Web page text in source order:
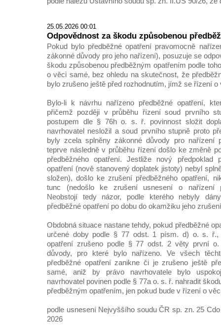
25.05.2026 00:01
Odpovědnost za škodu způsobenou
Pokud bylo předběžné opatření pravomocně
zákonné důvody pro jeho nařízení), posuzuje se
škodu způsobenou předběžným opatřením podle
o věci samé, bez ohledu na skutečnost, že
bylo zrušeno ještě před rozhodnutím, jímž se řízení
Bylo-li k návrhu nařízeno předběžné opatření,
přičemž později v průběhu řízení soud prvního
postupem dle § 76h o. s. ř. povinnost složit
navrhovatel nesložil a soud prvního stupně proto
byly zcela splněny zákonné důvody pro nařízení
teprve následně v průběhu řízení došlo ke změně
předběžného opatření. Jestliže nový předpoklad
opatření (nově stanovený doplatek jistoty) nebyl
složen), došlo ke zrušení předběžného opatření,
tunc (nedošlo ke zrušení usnesení o nařízení
Neobstojí tedy názor, podle kterého nebyly
předběžné opatření po dobu do okamžiku jeho
Obdobná situace nastane tehdy, pokud předběžné
určené doby podle § 77 odst. 1 písm. d) o. s. ř.,
opatření zrušeno podle § 77 odst. 2 věty první
důvody, pro které bylo nařízeno. Ve všech
předběžné opatření zanikne či je zrušeno ještě
samé, aniž by právo navrhovatele bylo
navrhovatel povinen podle § 77a o. s. ř. nahradit
předběžným opatřením, jen pokud bude v řízení o
podle usnesení Nejvyššího soudu ČR sp. zn. 25
2026